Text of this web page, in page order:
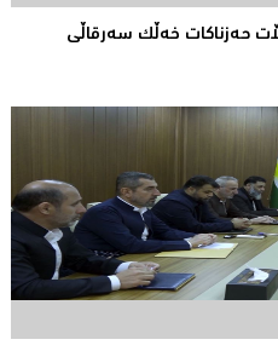
حەزناکات خەڵک سەرقاڵى